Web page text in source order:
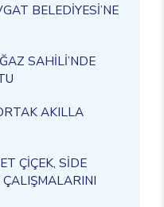
BELEDİYESİ’NE
SAHİLİ’NDE
AKILLA
ÇİÇEK, SİDE